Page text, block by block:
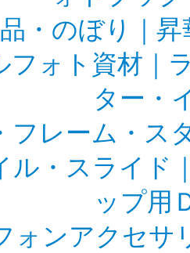
・のぼり
昇
フォト資材
ター・
フレーム・ス
ル・スライド
ップ用
ォンアクセサ